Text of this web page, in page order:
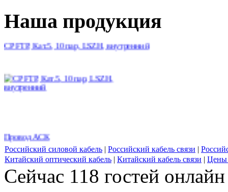
Наша продукция
CP FTP, Кат.5, 10 пар, LSZH, внутренний
Российский силовой кабель | Российский кабель связи |
Китайский оптический кабель | Китайский кабель связи | Цены
Сейчас 118 гостей онлайн